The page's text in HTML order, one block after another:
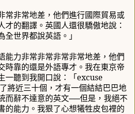
常非常地差，他們進行國際貿易或
才的翻譯。英國人還很驕傲地說：
全世界都說英語。」
能力非常非常非常非常地差，他們
時靠的還是外語專才。我在東京帝
一聽到我開口說：「excuse
將近三十個，才有一個結結巴巴地
而辭不達意的英文──但是，我絕不
的能力。我狠了心想犧牲皮包裡的